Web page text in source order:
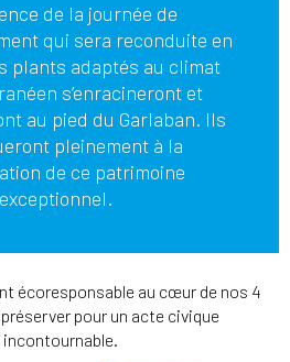
de la journée de
qui sera reconduite en
plants adaptés au climat
s’enracineront et
au pied du Garlaban. Ils
pleinement à la
de ce patrimoine
écoresponsable au cœur de nos 4
pour un acte civique